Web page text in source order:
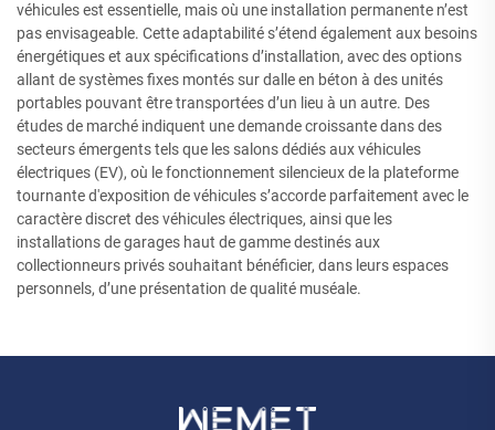
véhicules est essentielle, mais où une installation permanente n’est
pas envisageable. Cette adaptabilité s’étend également aux besoins
énergétiques et aux spécifications d’installation, avec des options
allant de systèmes fixes montés sur dalle en béton à des unités
portables pouvant être transportées d’un lieu à un autre. Des
études de marché indiquent une demande croissante dans des
secteurs émergents tels que les salons dédiés aux véhicules
électriques (EV), où le fonctionnement silencieux de la plateforme
tournante d'exposition de véhicules s’accorde parfaitement avec le
caractère discret des véhicules électriques, ainsi que les
installations de garages haut de gamme destinés aux
collectionneurs privés souhaitant bénéficier, dans leurs espaces
personnels, d’une présentation de qualité muséale.